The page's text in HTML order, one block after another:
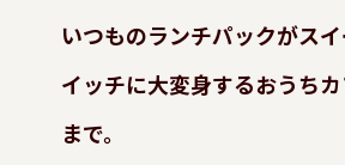
いつものランチパックがス
イッチに大変身するおうち
まで。